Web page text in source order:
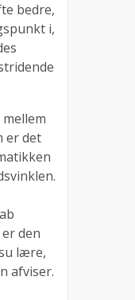
bedre,
i,
er det
den
lære,
afviser.